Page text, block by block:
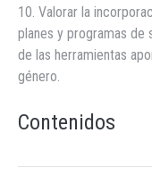
10. Valorar la
planes y programas de
de las herramientas
género.
Contenidos